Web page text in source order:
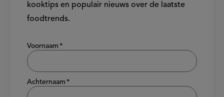
kooktips en populair nieuws over de laatste
foodtrends.
Show/hide
Voornaam
Achternaam